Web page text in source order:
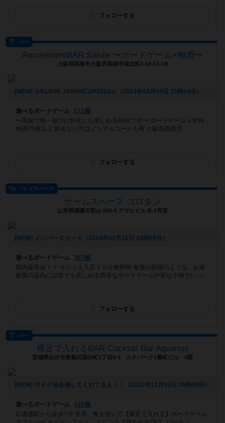
フォローする
バー
AmusementBAR Salute 〜ボードゲーム×梅酒〜
大阪府高槻市大阪府高槻市城北町2-14-13-1B
[NEW] ☆KLASK JAPANCUP2024☆（2024年04月04日 15時14分）
遊べるボードゲーム
271個
〜高槻で唯一遊びに特化した楽しめるBARです〜 ボードゲーム⚔️常時
梅酒70種以上 飲めない方はノンアルコールも有 ☆阪急高槻市...
フォローする
プレイスペース
ゲームスペース コロタン
山形県南陽市郡山 642-5 アサヒビル B-1号室
[NEW] メンバーズカード（2024年03月15日 19時28分）
遊べるボードゲーム
367個
県内最安値！？ そのうえ入店３０分無料🆓 友達の部屋のような、お座
敷風の店内には誰でも楽しめる簡単なボードゲームや変な小物でいっ...
フォローする
バー
裸足で入れるBAR Cocktail Bar Aquarius
宮城県仙台市青葉区国分町1丁目6-1 ルナパーク1番町ビル 4階
[NEW] ボドゲ会企画してくれてる人！！（2023年11月01日 16時08分）
遊べるボードゲーム
415個
広瀬通駅から徒歩7分 全席、靴を脱いで【裸足で入れる】ボードゲーム